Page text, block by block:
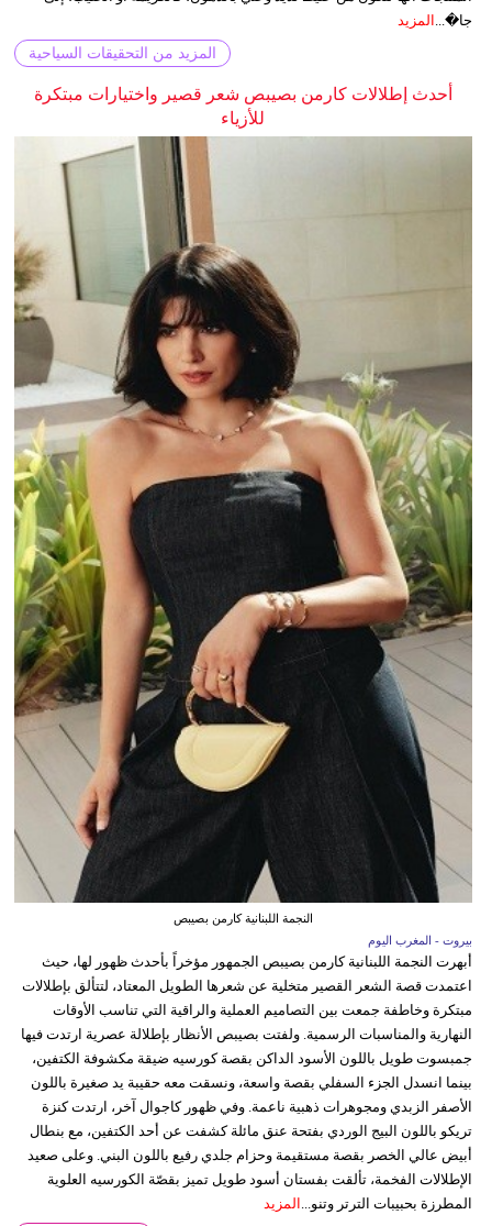
جا�... المزيد
المزيد من التحقيقات السياحية
أحدث إطلالات كارمن بصيبص شعر قصير واختيارات مبتكرة
للأزياء
النجمة اللبنانية كارمن بصيبص
بيروت - المغرب اليوم
أبهرت النجمة اللبنانية كارمن بصيبص الجمهور مؤخراً بأحدث ظهور لها، حيث
اعتمدت قصة الشعر القصير متخلية عن شعرها الطويل المعتاد، لتتألق بإطلالات
مبتكرة وخاطفة جمعت بين التصاميم العملية والراقية التي تناسب الأوقات
النهارية والمناسبات الرسمية. ولفتت بصيبص الأنظار بإطلالة عصرية ارتدت فيها
جمبسوت طويل باللون الأسود الداكن بقصة كورسيه ضيقة مكشوفة الكتفين،
بينما انسدل الجزء السفلي بقصة واسعة، ونسقت معه حقيبة يد صغيرة باللون
الأصفر الزبدي ومجوهرات ذهبية ناعمة. وفي ظهور كاجوال آخر، ارتدت كنزة
تريكو باللون البيج الوردي بفتحة عنق مائلة كشفت عن أحد الكتفين، مع بنطال
أبيض عالي الخصر بقصة مستقيمة وحزام جلدي رفيع باللون البني. وعلى صعيد
الإطلالات الفخمة، تألقت بفستان أسود طويل تميز بقصّة الكورسيه العلوية
المطرزة بحبيبات الترتر وتنو... المزيد